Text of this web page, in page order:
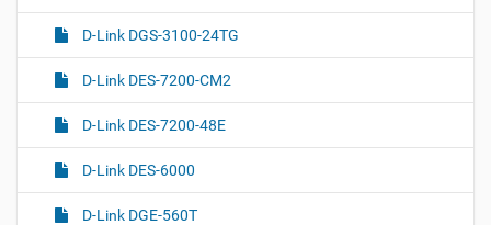
D-Link DGS-3100-24TG
D-Link DES-7200-CM2
D-Link DES-7200-48E
D-Link DES-6000
D-Link DGE-560T